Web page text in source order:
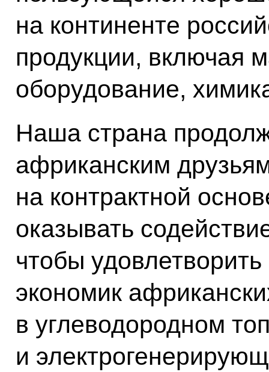
на континенте
продукции, включая
оборудование,
Наша страна
африканским
на контрактной
оказывать
чтобы
экономик
в углеводородном
и